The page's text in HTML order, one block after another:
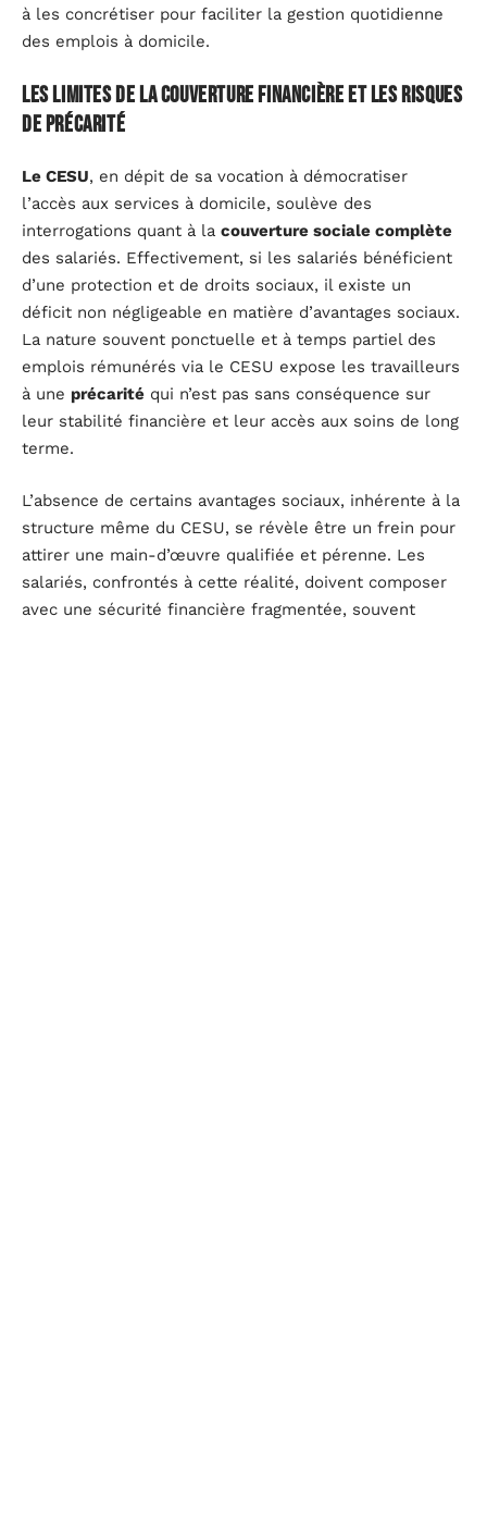
à les concrétiser pour faciliter la gestion quotidienne
des emplois à domicile.
Les limites de la couverture financière et les risques
de précarité
Le CESU, en dépit de sa vocation à démocratiser
l’accès aux services à domicile, soulève des
interrogations quant à la couverture sociale complète
des salariés. Effectivement, si les salariés bénéficient
d’une protection et de droits sociaux, il existe un
déficit non négligeable en matière d’avantages sociaux.
La nature souvent ponctuelle et à temps partiel des
emplois rémunérés via le CESU expose les travailleurs
à une précarité qui n’est pas sans conséquence sur
leur stabilité financière et leur accès aux soins de long
terme.
L’absence de certains avantages sociaux, inhérente à la
structure même du CESU, se révèle être un frein pour
attirer une main-d’œuvre qualifiée et pérenne. Les
salariés, confrontés à cette réalité, doivent composer
avec une sécurité financière fragmentée, souvent